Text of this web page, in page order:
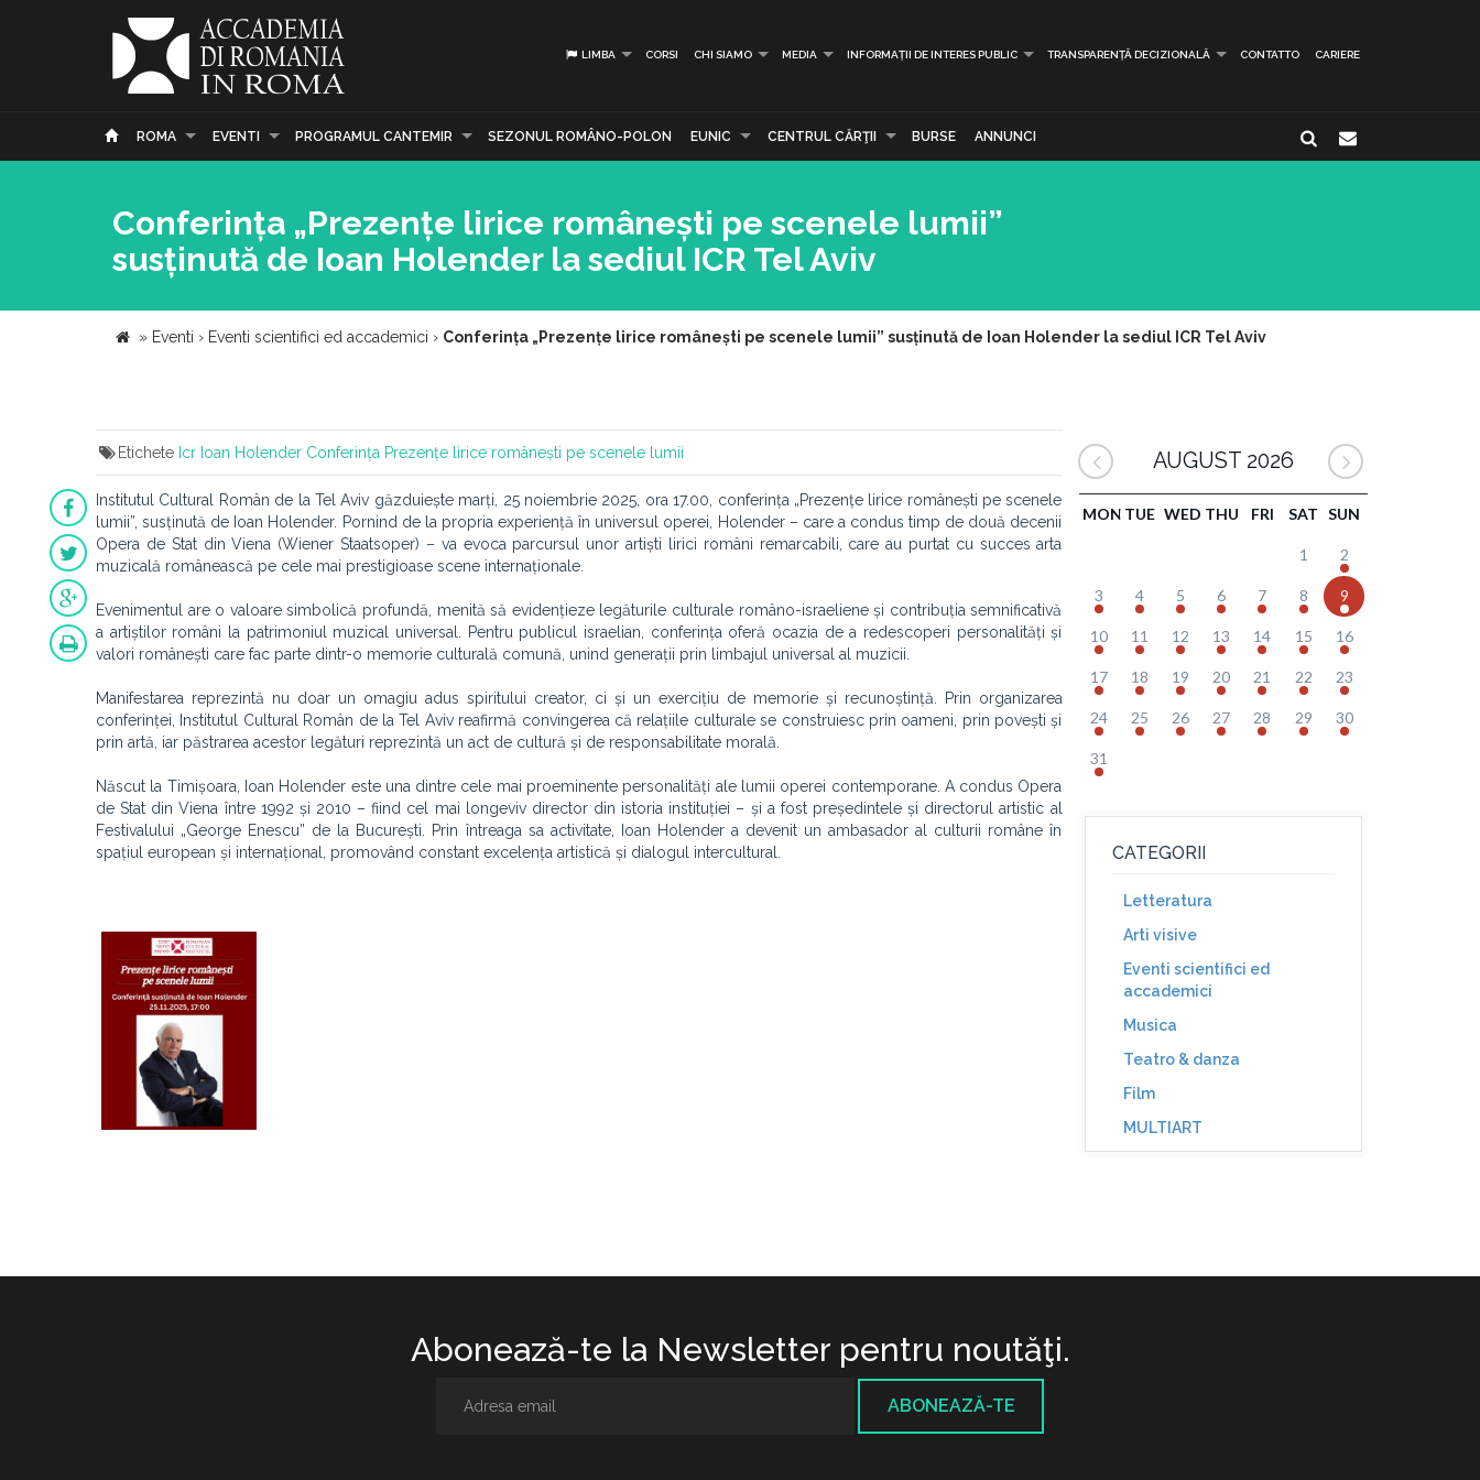
LIMBA CORSI CHI SIAMO MEDIA INFORMAȚII DE INTERES PUBLIC TRANSPARENȚĂ DECIZIONALĂ CONTATTO CARIERE
ROMA EVENTI PROGRAMUL CANTEMIR SEZONUL ROMÂNO-POLON EUNIC CENTRUL CĂRŢII BURSE ANNUNCI
Conferința „Prezențe lirice românești pe scenele lumii”
susținută de Ioan Holender la sediul ICR Tel Aviv
» Eventi › Eventi scientifici ed accademici › Conferința „Prezențe lirice românești pe scenele lumii” susținută de Ioan Holender la sediul ICR Tel Aviv
Etichete Icr Ioan Holender Conferința Prezențe lirice românești pe scenele lumii
Institutul Cultural Român de la Tel Aviv găzduiește marți, 25 noiembrie 2025, ora 17.00, conferința „Prezențe lirice românești pe scenele
lumii”, susținută de Ioan Holender. Pornind de la propria experiență în universul operei, Holender – care a condus timp de două decenii
Opera de Stat din Viena (Wiener Staatsoper) – va evoca parcursul unor artiști lirici români remarcabili, care au purtat cu succes arta
muzicală românească pe cele mai prestigioase scene internaționale.
Evenimentul are o valoare simbolică profundă, menită să evidențieze legăturile culturale româno-israeliene și contribuția semnificativă
a artiștilor români la patrimoniul muzical universal. Pentru publicul israelian, conferința oferă ocazia de a redescoperi personalități și
valori românești care fac parte dintr-o memorie culturală comună, unind generații prin limbajul universal al muzicii.
Manifestarea reprezintă nu doar un omagiu adus spiritului creator, ci și un exercițiu de memorie și recunoștință. Prin organizarea
conferinței, Institutul Cultural Român de la Tel Aviv reafirmă convingerea că relațiile culturale se construiesc prin oameni, prin povești și
prin artă, iar păstrarea acestor legături reprezintă un act de cultură și de responsabilitate morală.
Născut la Timișoara, Ioan Holender este una dintre cele mai proeminente personalități ale lumii operei contemporane. A condus Opera
de Stat din Viena între 1992 și 2010 – fiind cel mai longeviv director din istoria instituției – și a fost președintele și directorul artistic al
Festivalului „George Enescu” de la București. Prin întreaga sa activitate, Ioan Holender a devenit un ambasador al culturii române în
spațiul european și internațional, promovând constant excelența artistică și dialogul intercultural.
AUGUST 2026
MON TUE WED THU FRI SAT SUN
1 2
3 4 5 6 7 8 9
10 11 12 13 14 15 16
17 18 19 20 21 22 23
24 25 26 27 28 29 30
31
CATEGORII
Letteratura
Arti visive
Eventi scientifici ed
accademici
Musica
Teatro & danza
Film
MULTIART
Abonează-te la Newsletter pentru noutăţi.
ABONEAZĂ-TE